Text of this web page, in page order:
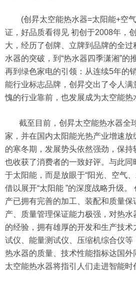
(创昇太空能热水器=太阳能+空气
证，好品质看得见 初创于2008年，
大，经历了创牌、立牌到品牌的全
水器的突破，到“热水器四季潇湘”的
再到绿色家电的引领：从连续5年的
能行业标志品牌，创昇交出了令人
愧的行业靠前，也发展成为太空能热
截至目前，创昇太空能热水器全
家，并在国内太阳能光热产业增速
的寒冬期，发展势头依然强劲，保
也收获了消费者的一致好评。与此
于太阳能，而是放眼于“阳光、空气
借以展开“太阳能 ”的深度战略升级
产已拥有完善的加工、装配和质量保
产、质量管理保证能力极强，对热水
的经验，拥有雄厚的开发和生产技术
试仪、能量测试仪、压缩机综合仪
热水器的质量、技术性能指标达国
太空能热水器将指引人们走进智能时